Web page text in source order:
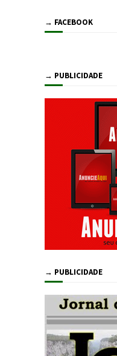
→ FACEBOOK
→ PUBLICIDADE
→ PUBLICIDADE